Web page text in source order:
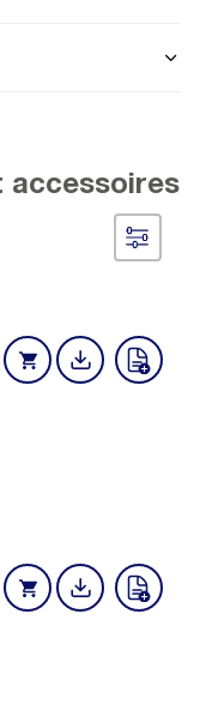
accessoires